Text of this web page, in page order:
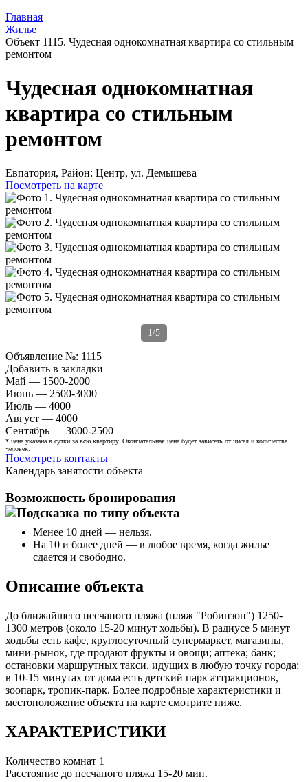
Главная
Жилье
Объект 1115. Чудесная однокомнатная квартира со стильным
ремонтом
Чудесная однокомнатная
квартира со стильным
ремонтом
Евпатория, Район: Центр, ул. Демышева
Посмотреть на карте
1/5
Объявление №: 1115
Добавить в закладки
Май — 1500-2000
Июнь — 2500-3000
Июль — 4000
Август — 4000
Сентябрь — 3000-2500
* цена указана в сутки за всю квартиру. Окончательная цена будет зависеть от чисел и количества
человек.
Посмотреть контакты
Календарь занятости объекта
Возможность бронирования
Менее 10 дней — нельзя.
На 10 и более дней — в любое время, когда жилье
сдается и свободно.
Описание объекта
До ближайшего песчаного пляжа (пляж "Робинзон") 1250-
1300 метров (около 15-20 минут ходьбы). В радиусе 5 минут
ходьбы есть кафе, круглосуточный супермаркет, магазины,
мини-рынок, где продают фрукты и овощи; аптека; банк;
остановки маршрутных такси, идущих в любую точку города;
в 10-15 минутах от дома есть детский парк аттракционов,
зоопарк, тропик-парк. Более подробные характеристики и
местоположение объекта на карте смотрите ниже.
ХАРАКТЕРИСТИКИ
Количество комнат 1
Расстояние до песчаного пляжа 15-20 мин.